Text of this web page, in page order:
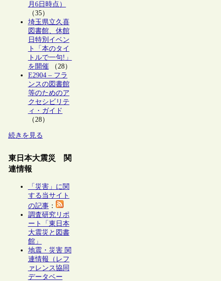
月6日時点）
（35）
埼玉県立久喜
図書館、休館
日特別イベン
ト「本のタイ
トルで一句!」
を開催（28）
E2904 – フラ
ンスの図書館
等のためのア
クセシビリテ
ィ・ガイド
（28）
続きを見る
東日本大震災 関
連情報
「災害」に関
する当サイト
の記事：
調査研究リポ
ート「東日本
大震災と図書
館」
地震・災害 関
連情報（レフ
ァレンス協同
データベー